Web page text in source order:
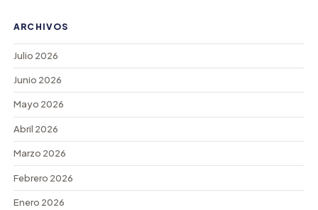
ARCHIVOS
Julio 2026
Junio 2026
Mayo 2026
Abril 2026
Marzo 2026
Febrero 2026
Enero 2026